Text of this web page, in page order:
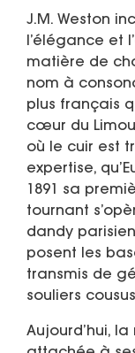
J.M. Weston
l’élégance et
matière de
nom à
plus français
cœur du
où le cuir est
expertise,
1891 sa
tournant
dandy
posent les
transmis de
souliers
Aujourd’hui,